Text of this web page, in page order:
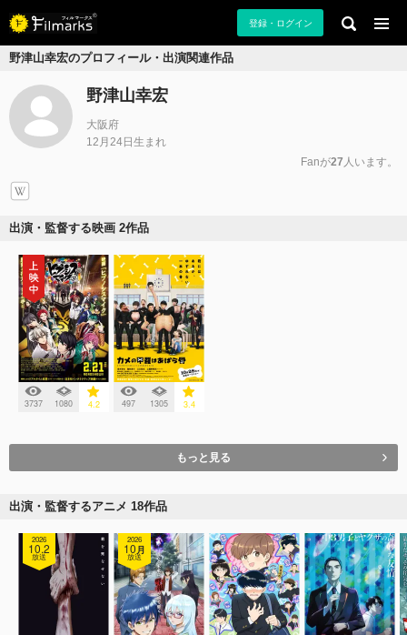
登録・ログイン
野津山幸宏のプロフィール・出演関連作品
野津山幸宏
大阪府
12月24日生まれ
Fanが27 人います。
出演・監督する映画 2作品
3737 1080 4.2 497 1305 3.4
もっと見る
出演・監督するアニメ 18作品
2026
10.2
放送
2026
10 月
放送